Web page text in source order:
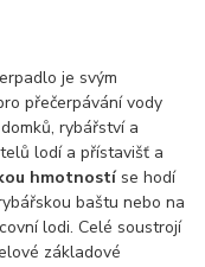
je svým
přečerpávání vody
rybářství a
lodí a přístavišť a
hmotnostíse hodí
baštu nebo na
lodi. Celé soustrojí
základové